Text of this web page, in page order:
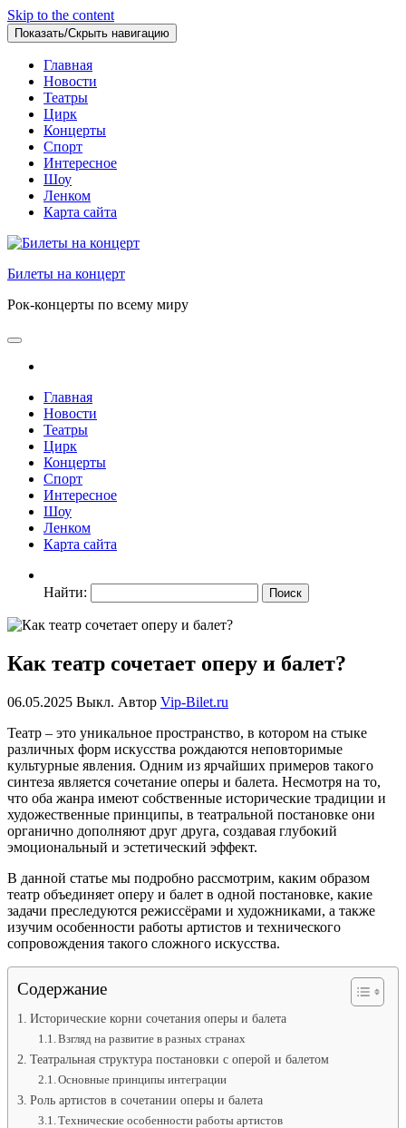
Skip to the content
Показать/Скрыть навигацию
Главная
Новости
Театры
Цирк
Концерты
Спорт
Интересное
Шоу
Ленком
Карта сайта
Билеты на концерт
Рок-концерты по всему миру
Главная
Новости
Театры
Цирк
Концерты
Спорт
Интересное
Шоу
Ленком
Карта сайта
Найти:
Как театр сочетает оперу и балет?
06.05.2025 Выкл. Автор Vip-Bilet.ru
Театр – это уникальное пространство, в котором на стыке
различных форм искусства рождаются неповторимые
культурные явления. Одним из ярчайших примеров такого
синтеза является сочетание оперы и балета. Несмотря на то,
что оба жанра имеют собственные исторические традиции и
художественные принципы, в театральной постановке они
органично дополняют друг друга, создавая глубокий
эмоциональный и эстетический эффект.
В данной статье мы подробно рассмотрим, каким образом
театр объединяет оперу и балет в одной постановке, какие
задачи преследуются режиссёрами и художниками, а также
изучим особенности работы артистов и технического
сопровождения такого сложного искусства.
Содержание
Исторические корни сочетания оперы и балета
Взгляд на развитие в разных странах
Театральная структура постановки с оперой и балетом
Основные принципы интеграции
Роль артистов в сочетании оперы и балета
Технические особенности работы артистов